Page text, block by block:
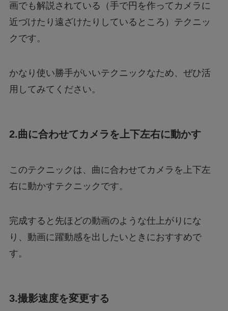
画でも解説されている（手で円を作ってカメラに
近づけたり遠ざけたりしているところ）テクニッ
クです。
かなり使い勝手がいいテクニックなため、ぜひ活
用してみてください。
2.曲に合わせてカメラを上下左右に動かす
このテクニックは、曲に合わせてカメラを上下左
右に動かすテクニックです。
完成すると先ほどの動画のような仕上がりにな
り、動画に躍動感を出したいときにおすすめで
す。
3.撮影速度を変更する